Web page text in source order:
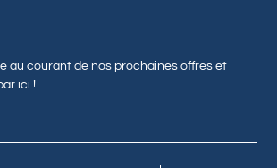
au courant de nos prochaines offres et
ici !